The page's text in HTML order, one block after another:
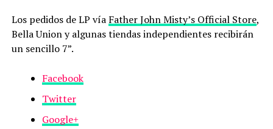
Los pedidos de LP vía Father John Misty’s Official Store,
Bella Union y algunas tiendas independientes recibirán
un sencillo 7”.
Facebook
Twitter
Google+